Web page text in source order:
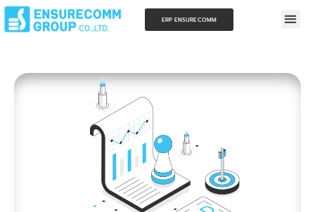
ERP ENSURECOMM